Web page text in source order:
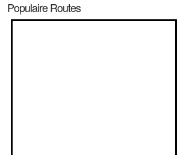
Populaire Routes